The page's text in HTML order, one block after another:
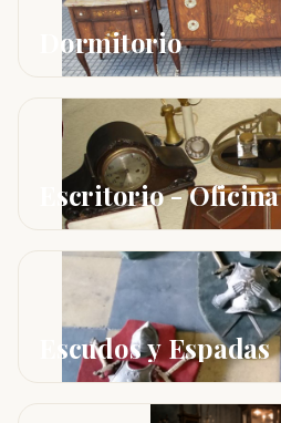
Dormitorio
Escritorio - Oficina
Escudos y Espadas